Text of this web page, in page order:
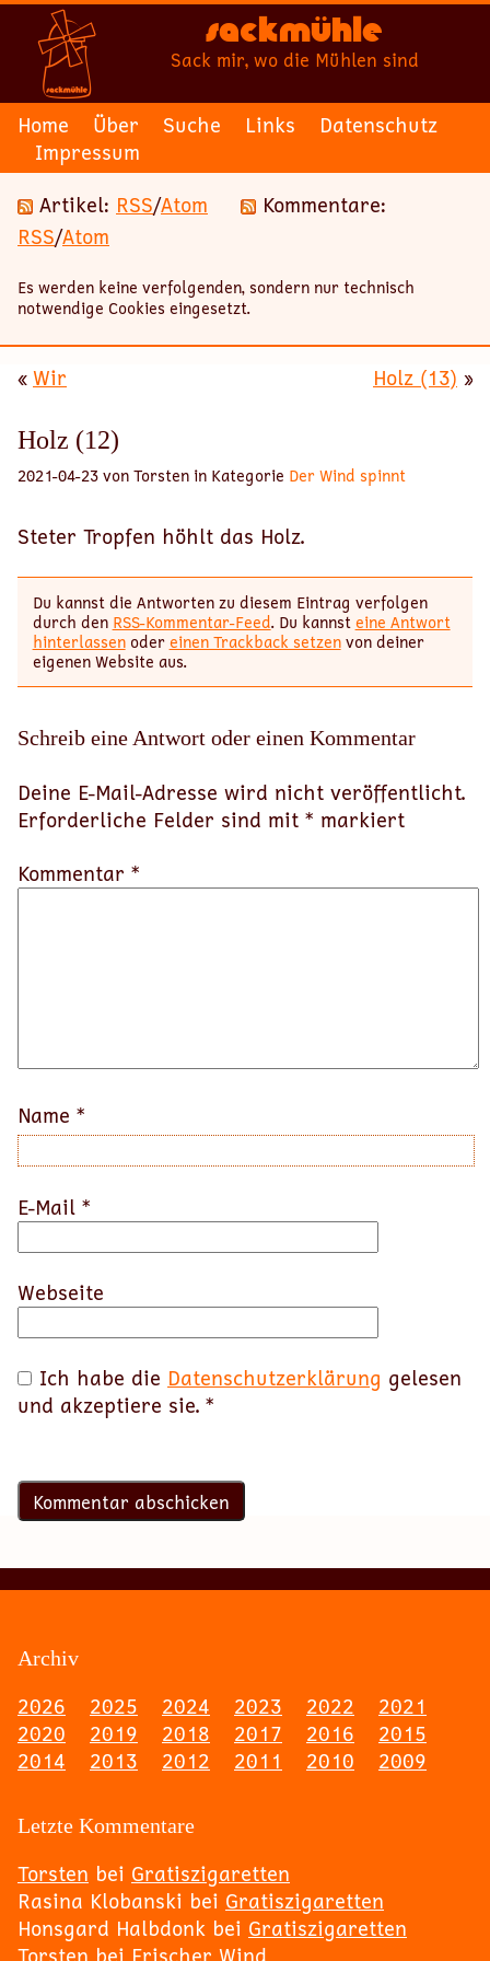
Sackmühle
Sack mir, wo die Mühlen sind
Home Über Suche Links
Datenschutz
Impressum
Artikel: RSS/Atom
Kommentare:
RSS/Atom
Es werden keine verfolgenden, sondern nur technisch
notwendige Cookies eingesetzt.
«Wir Holz (13) »
Holz (12)
2021-04-23 von Torsten in Kategorie Der Wind spinnt
Steter Tropfen höhlt das Holz.
Du kannst die Antworten zu diesem Eintrag verfolgen
durch den RSS-Kommentar-Feed. Du kannsteine Antwort
hinterlassenodereinen Trackback setzenvon deiner
eigenen Website aus.
Schreib eine Antwort oder einen Kommentar
Deine E-Mail-Adresse wird nicht veröffentlicht.
Erforderliche Felder sind mit * markiert
Kommentar *
Name *
E-Mail *
Webseite
Ich habe die Datenschutzerklärung gelesen
und akzeptiere sie. *
Archiv
2026 2025 2024 2023 2022
2021
2020
2019 2018 2017 2016
2015
2014
2013 2012 2011 2010 2009
Letzte Kommentare
Torsten bei Gratiszigaretten
Rasina Klobanski bei Gratiszigaretten
Honsgard Halbdonk bei Gratiszigaretten